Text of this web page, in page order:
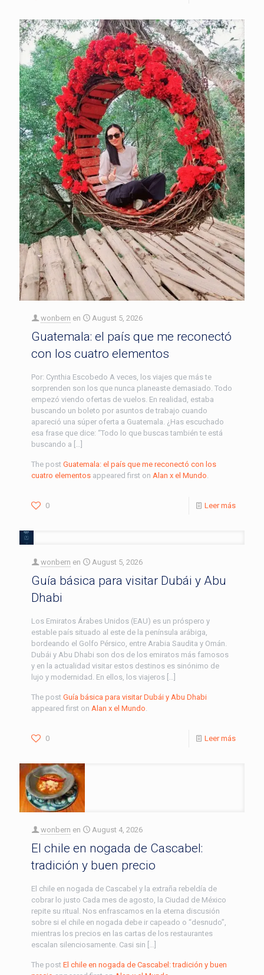
wonbern en August 5, 2026
Guatemala: el país que me reconectó
con los cuatro elementos
Por: Cynthia Escobedo A veces, los viajes que más te
sorprenden son los que nunca planeaste demasiado. Todo
empezó viendo ofertas de vuelos. En realidad, estaba
buscando un boleto por asuntos de trabajo cuando
apareció una súper oferta a Guatemala. ¿Has escuchado
esa frase que dice: “Todo lo que buscas también te está
buscando a […]
The post Guatemala: el país que me reconectó con los
cuatro elementos appeared first on Alan x el Mundo
0 Leer más
wonbern en August 5, 2026
Guía básica para visitar Dubái y Abu
Dhabi
Los Emiratos Árabes Unidos (EAU) es un próspero y
estable país situado al este de la península arábiga,
bordeando el Golfo Pérsico, entre Arabia Saudita y Omán.
Dubái y Abu Dhabi son dos de los emiratos más famosos
y en la actualidad visitar estos destinos es sinónimo de
lujo y modernidad. En ellos, los viajeros […]
The post Guía básica para visitar Dubái y Abu Dhabi
appeared first on Alan x el Mundo
0 Leer más
wonbern en August 4, 2026
El chile en nogada de Cascabel:
tradición y buen precio
El chile en nogada de Cascabel y la extraña rebeldía de
cobrar lo justo Cada mes de agosto, la Ciudad de México
repite su ritual. Nos enfrascamos en la eterna discusión
sobre si el chile en nogada debe ir capeado o “desnudo”,
mientras los precios en las cartas de los restaurantes
escalan silenciosamente. Casi sin […]
The post El chile en nogada de Cascabel: tradición y buen